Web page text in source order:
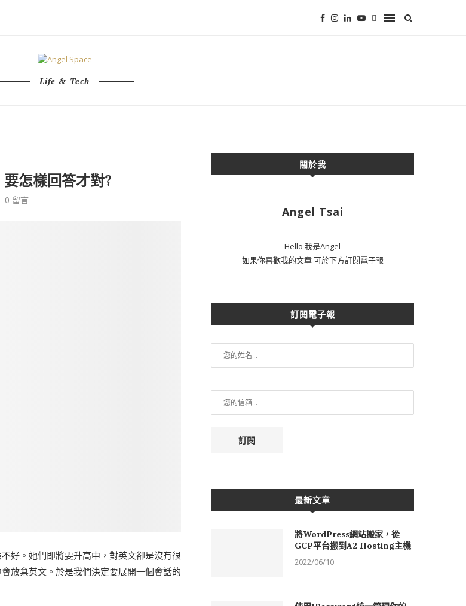
Life & Tech
怎樣回答才對?
0 留言
好。她們即將要升高中，對英文卻是沒有很
放棄英文。於是我們決定要展開一個會話的
關於我
Angel Tsai
Hello 我是Angel
如果你喜歡我的文章 可於下方訂閱電子報
訂閱電子報
訂閱
最新文章
將WordPress網站搬家，從
GCP平台搬到A2 Hosting主機
2022/06/10